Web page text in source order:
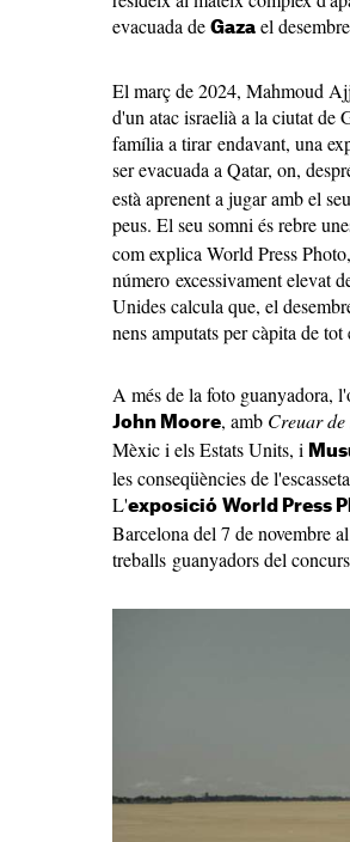
evacuada de Gaza el
El març de 2024, Mahmoud
d'un atac israelià a la ciutat de
família a tirar endavant, una
ser evacuada a Qatar, on,
està aprenent a jugar amb el
peus. El seu somni és rebre
com explica World Press
número excessivament elevat
Unides calcula que, el
nens amputats per càpita de tot
A més de la foto guanyadora,
John Moore, amb Creuar
Mèxic i els Estats Units, i
les conseqüències de
L'exposició World Press
Barcelona del 7 de novembre
treballs guanyadors del